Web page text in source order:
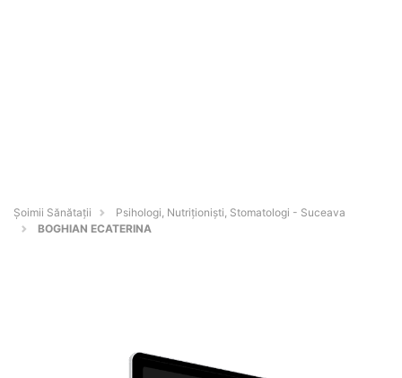
Şoimii Sănătații
Psihologi, Nutriționiști, Stomatologi - Suceava
BOGHIAN ECATERINA